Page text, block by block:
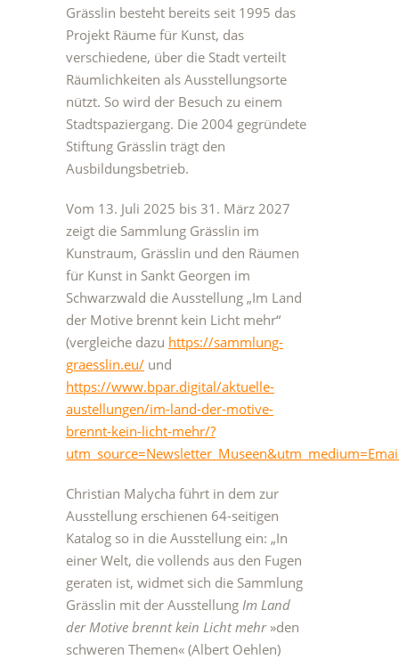
Grässlin besteht bereits seit 1995 das
Projekt Räume für Kunst, das
verschiedene, über die Stadt verteilt
Räumlichkeiten als Ausstellungsorte
nützt. So wird der Besuch zu einem
Stadtspaziergang. Die 2004 gegründete
Stiftung Grässlin trägt den
Ausbildungsbetrieb.
Vom 13. Juli 2025 bis 31. März 2027
zeigt die Sammlung Grässlin im
Kunstraum, Grässlin und den Räumen
für Kunst in Sankt Georgen im
Schwarzwald die Ausstellung „Im Land
der Motive brennt kein Licht mehr“
(vergleiche dazu https://sammlung-
graesslin.eu/ und
https://www.bpar.digital/aktuelle-
austellungen/im-land-der-motive-
brennt-kein-licht-mehr/?
Christian Malycha führt in dem zur
Ausstellung erschienen 64-seitigen
Katalog so in die Ausstellung ein: „In
einer Welt, die vollends aus den Fugen
geraten ist, widmet sich die Sammlung
Grässlin mit der Ausstellung Im Land
der Motive brennt kein Licht mehr »den
schweren Themen« (Albert Oehlen)